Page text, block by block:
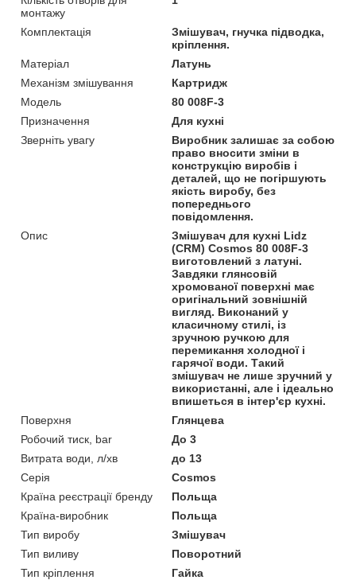
монтажу
Комплектація
Змішувач, гнучка підводка,
кріплення.
Матеріал
Латунь
Механізм змішування
Картридж
Модель
80 008F-3
Призначення
Для кухні
Зверніть увагу
Виробник залишає за собою
право вносити зміни в
конструкцію виробів і
деталей, що не погіршують
якість виробу, без
попереднього
повідомлення.
Опис
Змішувач для кухні Lidz
(CRM) Cosmos 80 008F-3
виготовлений з латуні.
Завдяки глянсовій
хромованої поверхні має
оригінальний зовнішній
вигляд. Виконаний у
класичному стилі, із
зручною ручкою для
перемикання холодної і
гарячої води. Такий
змішувач не лише зручний у
використанні, але і ідеально
впишеться в інтер'єр кухні.
Поверхня
Глянцева
Робочий тиск, bar
До 3
Витрата води, л/хв
до 13
Серія
Cosmos
Країна реєстрації бренду
Польща
Країна-виробник
Польща
Тип виробу
Змішувач
Тип виливу
Поворотний
Тип кріплення
Гайка